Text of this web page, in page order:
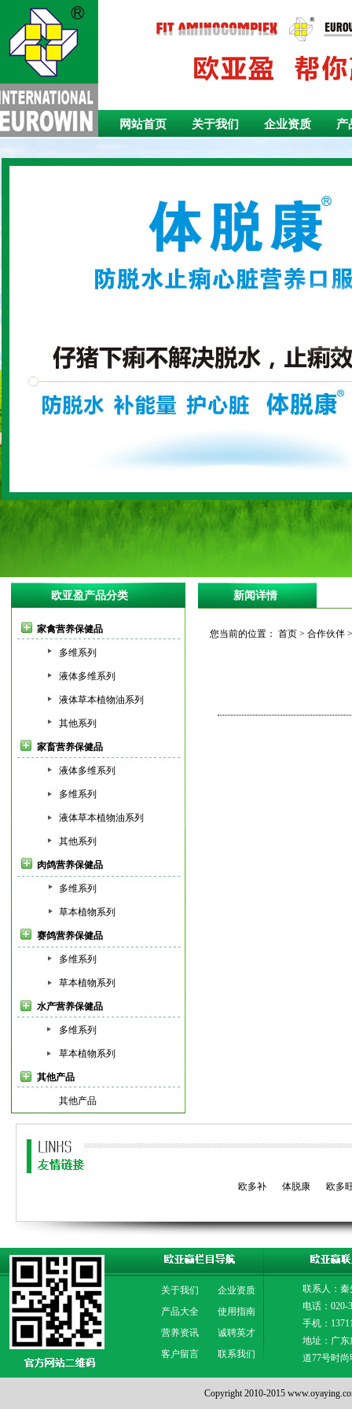
网站首页 关于我们 企业资质 产
欧亚盈产品分类
家禽营养保健品
多维系列
液体多维系列
液体草本植物油系列
其他系列
家畜营养保健品
液体多维系列
多维系列
液体草本植物油系列
其他系列
肉鸽营养保健品
多维系列
草本植物系列
赛鸽营养保健品
多维系列
草本植物系列
水产营养保健品
多维系列
草本植物系列
其他产品
其他产品
新闻详情
您当前的位置： 首页 > 合作伙伴
欧多补 体脱康 欧多
关于我们
企业资质
产品大全
使用指南
营养资讯
诚聘英才
客户留言
联系我们
联系人：秦
电话：020-
手机：
地址：广
道77号时尚
Copyright 2010-2015